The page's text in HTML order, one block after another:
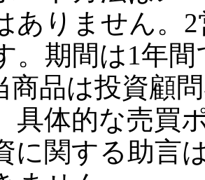
ありません。
。期間は1年
商品は投資顧
具体的な売買
に関する助言